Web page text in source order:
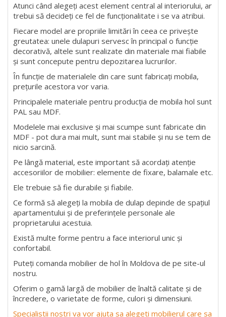
Atunci când alegeți acest element central al interiorului, ar
trebui să decideți ce fel de funcționalitate i se va atribui.
Fiecare model are propriile limitări în ceea ce privește
greutatea: unele dulapuri servesc în principal o funcție
decorativă, altele sunt realizate din materiale mai fiabile
și sunt concepute pentru depozitarea lucrurilor.
În funcție de materialele din care sunt fabricați mobila,
prețurile acestora vor varia.
Principalele materiale pentru producția de mobila hol sunt
PAL sau MDF.
Modelele mai exclusive și mai scumpe sunt fabricate din
MDF - pot dura mai mult, sunt mai stabile și nu se tem de
nicio sarcină.
Pe lângă material, este important să acordați atenție
accesoriilor de mobilier: elemente de fixare, balamale etc.
Ele trebuie să fie durabile și fiabile.
Ce formă să alegeți la mobila de dulap depinde de spațiul
apartamentului și de preferințele personale ale
proprietarului acestuia.
Există multe forme pentru a face interiorul unic și
confortabil.
Puteți comanda mobilier de hol în Moldova de pe site-ul
nostru.
Oferim o gamă largă de mobilier de înaltă calitate și de
încredere, o varietate de forme, culori și dimensiuni.
Specialistii nostri va vor ajuta sa alegeti mobilierul care sa